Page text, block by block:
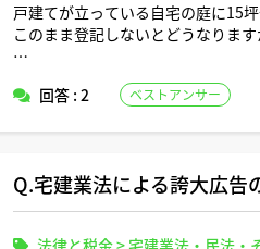
戸建てが立っている自宅の庭に15
このまま登記しないとどうなりま
アドバイスよろしくお願いします。
回答 : 2
ベストアンサー
Q.宅建業法による誇大広告